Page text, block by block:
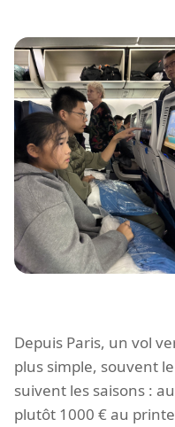
Depuis Paris, un vol
plus simple, souvent
suivent les saisons :
plutôt 1000 € au